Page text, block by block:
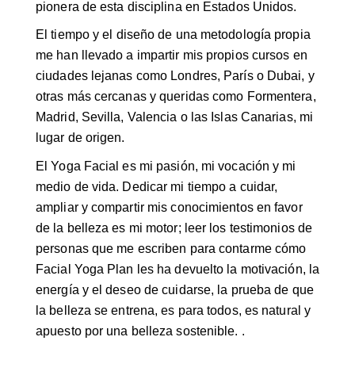
pionera de esta disciplina en Estados Unidos.
El tiempo y el diseño de una metodología propia
me han llevado a impartir mis propios cursos en
ciudades lejanas como Londres, París o Dubai, y
otras más cercanas y queridas como Formentera,
Madrid, Sevilla, Valencia o las Islas Canarias, mi
lugar de origen.
El Yoga Facial es mi pasión, mi vocación y mi
medio de vida. Dedicar mi tiempo a cuidar,
ampliar y compartir mis conocimientos en favor
de la belleza es mi motor; leer los testimonios de
personas que me escriben para contarme cómo
Facial Yoga Plan les ha devuelto la motivación, la
energía y el deseo de cuidarse, la prueba de que
la belleza se entrena, es para todos, es natural y
apuesto por una belleza sostenible. .